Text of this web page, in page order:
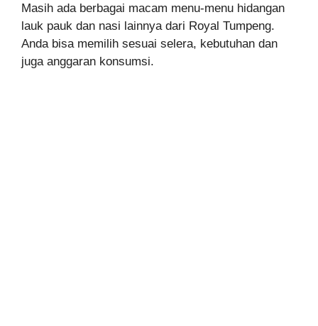
Masih ada berbagai macam menu-menu hidangan
lauk pauk dan nasi lainnya dari Royal Tumpeng.
Anda bisa memilih sesuai selera, kebutuhan dan
juga anggaran konsumsi.